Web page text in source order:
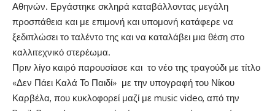
Αθηνών. Εργάστηκε σκληρά καταβάλλοντας μεγάλη
προσπάθεια και με επιμονή και υπομονή κατάφερε να
ξεδιπλώσει το ταλέντο της και να καταλάβει μια θέση στο
καλλιτεχνικό στερέωμα.
Πριν λίγο καιρό παρουσίασε και το νέο της τραγούδι με τίτλο
«Δεν Πάει Καλά Το Παιδί» με την υπογραφή του Νίκου
Καρβέλα, που κυκλοφορεί μαζί με music video, από την